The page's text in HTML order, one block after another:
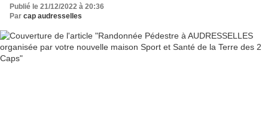
Publié le 21/12/2022 à 20:36
Par cap audresselles